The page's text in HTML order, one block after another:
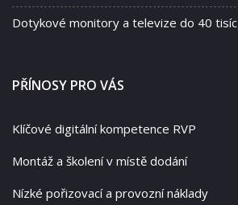
Dotykové monitory a televize do 40 tisíc
PŘÍNOSY PRO VÁS
Klíčové digitální kompetence RVP
Montáž a školení v místě dodání
Nízké pořizovací a provozní náklady